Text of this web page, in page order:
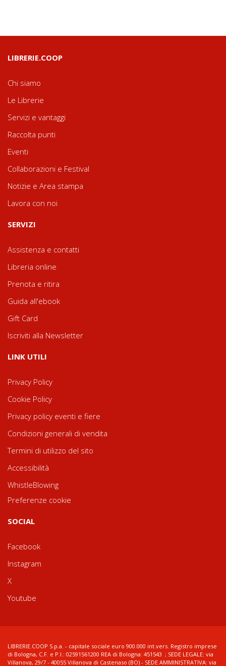
LIBRERIE.COOP
Chi siamo
Le Librerie
Servizi e vantaggi
Raccolta punti
Eventi
Collaborazioni e Festival
Notizie e Area stampa
Lavora con noi
SERVIZI
Assistenza e contatti
Libreria online
Prenota e ritira
Guida all'ebook
Gift Card
Iscriviti alla Newsletter
LINK UTILI
Privacy Policy
Cookie Policy
Privacy policy eventi e fiere
Condizioni generali di vendita
Termini di utilizzo del sito
Accessibilità
WhistleBlowing
Preferenze cookie
SOCIAL
Facebook
Instagram
X
Youtube
LIBRERIE.COOP S.p.a. - capitale sociale euro 900.000 int.vers. Registro imprese
di Bologna, C.F. e P.I.: 02591561200 REA di Bologna: 451543 ; SEDE LEGALE: via
Villanova, 29/7 - 40055 Villanova di Castenaso (BO) - SEDE AMMINISTRATIVA: via